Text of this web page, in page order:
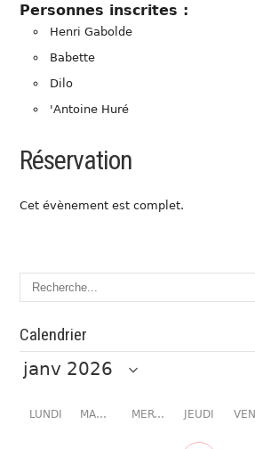
Personnes inscrites :
Henri Gabolde
Babette
Dilo
'Antoine Huré
Réservation
Cet évènement est complet.
Calendrier
LUNDI MARDI MERCREDI JEUDI